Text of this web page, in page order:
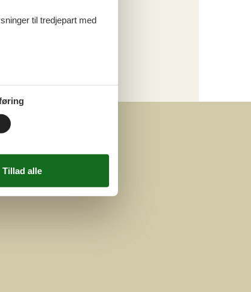
Hund
Attraktioner
til tredjepart med